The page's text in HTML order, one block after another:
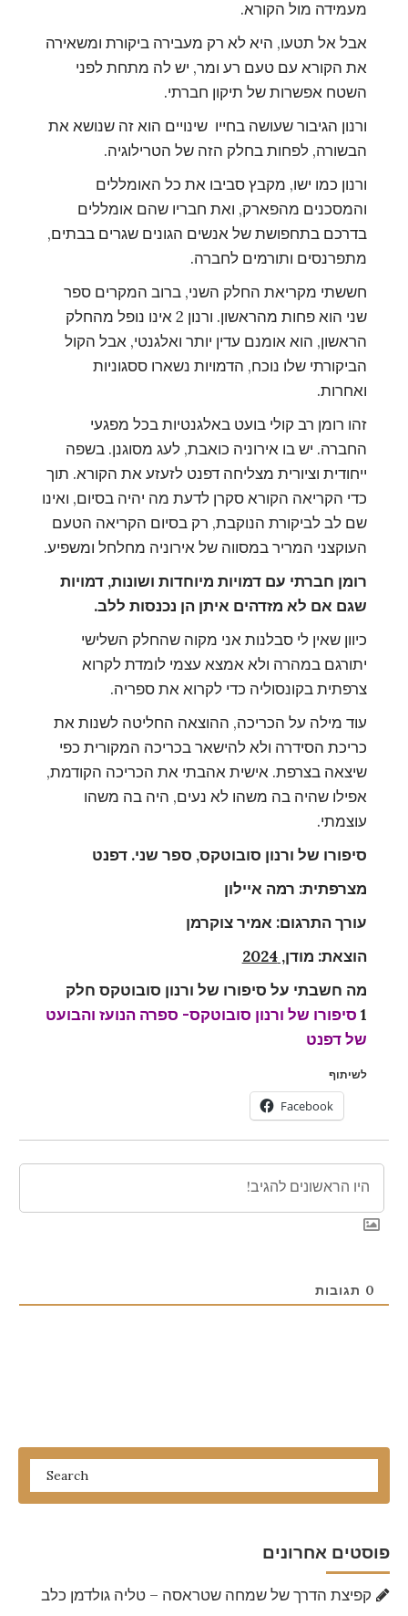
פוסטים אחרונים
קפיצת הדרך של שמחה שטראסה – טליה גולדמן כלב
מעמידה מול הקורא.
אבל אל תטעו, היא לא רק מעבירה ביקורת ומשאירה
את הקורא עם טעם רע ומר, יש לה מתחת לפני
השטח אפשרות של תיקון חברתי.
ורנון הגיבור שעושה בחייו שינויים הוא זה שנושא את
הבשורה, לפחות בחלק הזה של הטרילוגיה.
ורנון כמו ישו, מקבץ סביבו את כל האומללים
והמסכנים מהפארק, ואת חבריו שהם אומללים
בדרכם בתחפושת של אנשים הגונים שגרים בבתים,
מתפרנסים ותורמים לחברה.
חששתי מקריאת החלק השני, ברוב המקרים ספר
שני הוא פחות מהראשון. ורנון 2 אינו נופל מהחלק
הראשון, הוא אומנם עדין יותר ואלגנטי, אבל הקול
הביקורתי שלו נוכח, הדמויות נשארו ססגוניות
ואחרות.
זהו רומן רב קולי בועט באלגנטיות בכל מפגעי
החברה. יש בו אירוניה כואבת, לעג מסוגנן. בשפה
ייחודית וציורית מצליחה דפנט לזעזע את הקורא. תוך
כדי הקריאה הקורא סקרן לדעת מה יהיה בסיום, ואינו
שם לב לביקורת הנוקבת, רק בסיום הקריאה הטעם
העוקצני המריר במסווה של אירוניה מחלחל ומשפיע.
רומן חברתי עם דמויות מיוחדות ושונות, דמויות
שגם אם לא מזדהים איתן הן נכנסות ללב.
כיוון שאין לי סבלנות אני מקוה שהחלק השלישי
יתורגם במהרה ולא אמצא עצמי לומדת לקרוא
צרפתית בקונסוליה כדי לקרוא את ספריה.
עוד מילה על הכריכה, ההוצאה החליטה לשנות את
כריכת הסידרה ולא להישאר בכריכה המקורית כפי
שיצאה בצרפת. אישית אהבתי את הכריכה הקודמת,
אפילו שהיה בה משהו לא נעים, היה בה משהו
עוצמתי.
סיפורו של ורנון סובוטקס, ספר שני. דפנט
מצרפתית: רמה איילון
עורך התרגום: אמיר צוקרמן
הוצאת: מודן, 2024
מה חשבתי על סיפורו של ורנון סובוטקס חלק
1 סיפורו של ורנון סובוטקס- ספרה הנועז והבועט
של דפנט
לשיתוף
Facebook
0 תגובות